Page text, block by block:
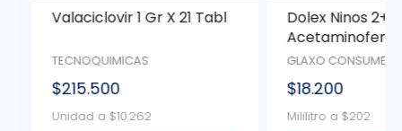
Valaciclovir 1 Gr X 21 Tabl
TECNOQUIMICAS
$215.500
Unidad a $10.262
Dolex Ninos 2+
Acetaminofen
90 Ml
GLAXO CONSUMER
$18.200
Mililitro a $202